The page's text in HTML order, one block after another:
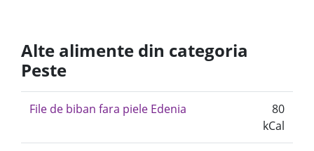
Alte alimente din categoria
Peste
File de biban fara piele Edenia
80
kCal